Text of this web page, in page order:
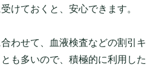
けておくと、安心できます。
わせて、血液検査などの割引キ
も多いので、積極的に利用した